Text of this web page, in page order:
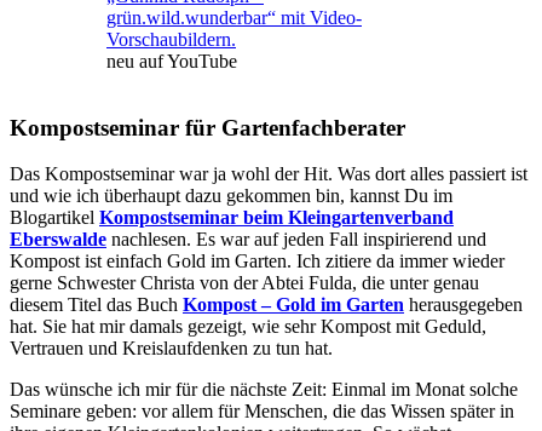
neu auf YouTube
Kompostseminar für Gartenfachberater
Das Kompostseminar war ja wohl der Hit. Was dort alles passiert ist
und wie ich überhaupt dazu gekommen bin, kannst Du im
Blogartikel Kompostseminar beim Kleingartenverband
Eberswalde nachlesen. Es war auf jeden Fall inspirierend und
Kompost ist einfach Gold im Garten. Ich zitiere da immer wieder
gerne Schwester Christa von der Abtei Fulda, die unter genau
diesem Titel das Buch Kompost – Gold im Garten herausgegeben
hat. Sie hat mir damals gezeigt, wie sehr Kompost mit Geduld,
Vertrauen und Kreislaufdenken zu tun hat.
Das wünsche ich mir für die nächste Zeit: Einmal im Monat solche
Seminare geben: vor allem für Menschen, die das Wissen später in